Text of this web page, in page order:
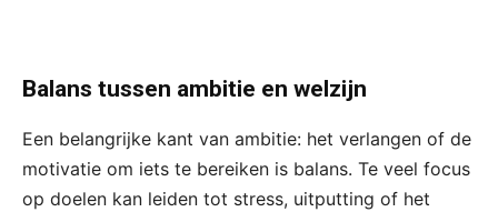
Balans tussen ambitie en welzijn
Een belangrijke kant van ambitie: het verlangen of de
motivatie om iets te bereiken is balans. Te veel focus
op doelen kan leiden tot stress, uitputting of het